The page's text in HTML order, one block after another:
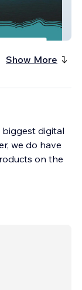
Show More
digital
we do have
on the